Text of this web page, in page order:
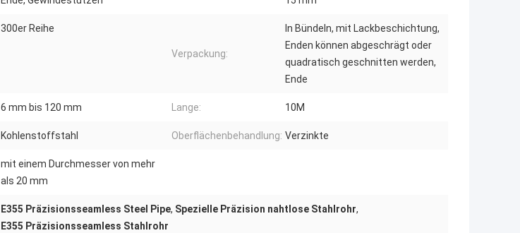
300er Reihe
Verpackung:
In Bündeln, mit Lackbeschichtung,
Enden können abgeschrägt oder
quadratisch geschnitten werden,
Ende
6 mm bis 120 mm Lange: 10M
Kohlenstoffstahl Oberflächenbehandlung: Verzinkte
mit einem Durchmesser von mehr
als 20 mm
E355 Präzisionsseamless Steel Pipe, Spezielle Präzision nahtlose Stahlrohr,
E355 Präzisionsseamless Stahlrohr